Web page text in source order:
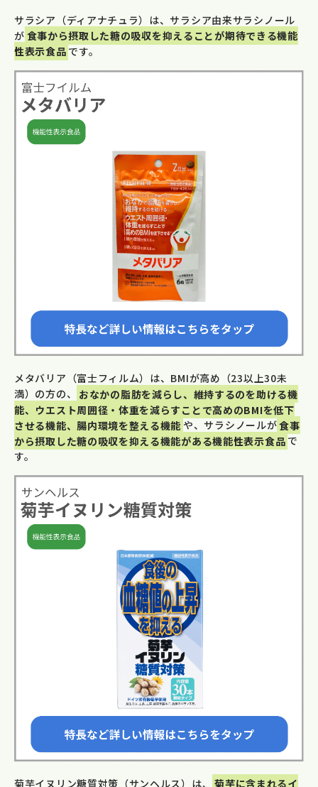
サラシア（ディアナチュラ）は、サラシア由来サラシノール
が ⾷事から摂取した糖の吸収を抑えることが期待できる機能
性表示食品 です。
メタバリア（富士フィルム）は、BMIが高め（23以上30未
満）の方の、
おなかの脂肪を減らし、維持するのを助ける機
能、ウエスト周囲径・体重を減らすことで高めのBMIを低下
させる機能、腸内環境を整える機能 や、サラシノールが食事
から摂取した糖の吸収を抑える機能がある機能性表示食品 で
す。
菊芋イヌリン糖質対策（サンヘルス）は、
菊芋に含まれるイ